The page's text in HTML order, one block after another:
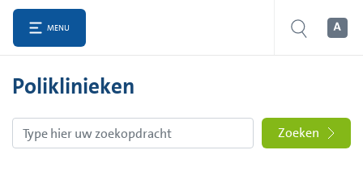
MENU
Poliklinieken
Zoeken